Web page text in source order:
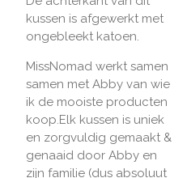
kussen is afgewerkt met
ongebleekt katoen.
MissNomad werkt samen
samen met Abby van wie
ik de mooiste producten
koop.Elk kussen is uniek
en zorgvuldig gemaakt &
genaaid door Abby en
zijn familie (dus absoluut